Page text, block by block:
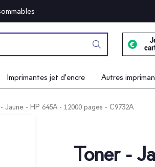
Imprimantes jet d'encre Autres
Jaune - HP 645A - 12000 pages - C9732A
Toner -